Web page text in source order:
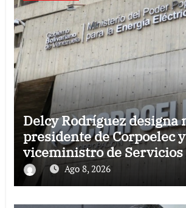
Delcy Rodríguez designa
presidente de Corpoelec
viceministro de
Ago 8, 2026